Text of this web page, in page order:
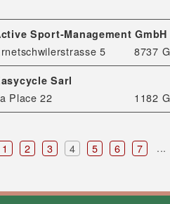
Sport-Management GmbH
5 8737
Sarl
Place 22 1182
1 2 3 4 5 6 7 ...